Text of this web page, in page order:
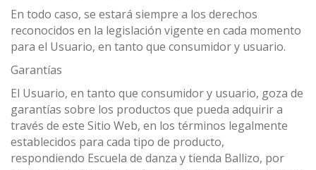
En todo caso, se estará siempre a los derechos
reconocidos en la legislación vigente en cada momento
para el Usuario, en tanto que consumidor y usuario.
Garantías
El Usuario, en tanto que consumidor y usuario, goza de
garantías sobre los productos que pueda adquirir a
través de este Sitio Web, en los términos legalmente
establecidos para cada tipo de producto,
respondiendo Escuela de danza y tienda Ballizo, por